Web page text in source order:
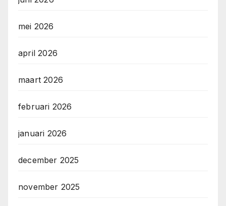
mei 2026
april 2026
maart 2026
februari 2026
januari 2026
december 2025
november 2025